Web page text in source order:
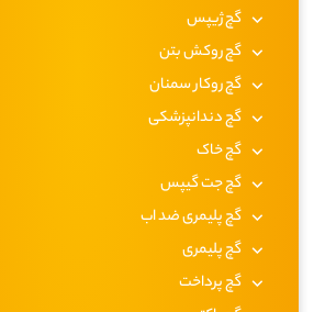
گچ ژیپس
گچ روکش بتن
گچ روکار سمنان
گچ دندانپزشکی
گچ خاک
گچ جت گیپس
گچ پلیمری ضد اب
گچ پلیمری
گچ پرداخت